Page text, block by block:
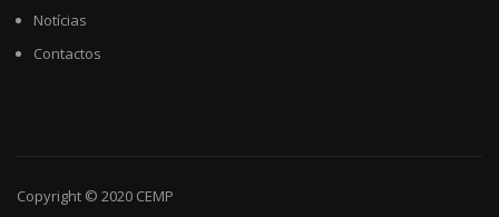
Notícias
Contactos
Copyright © 2020 CEMP